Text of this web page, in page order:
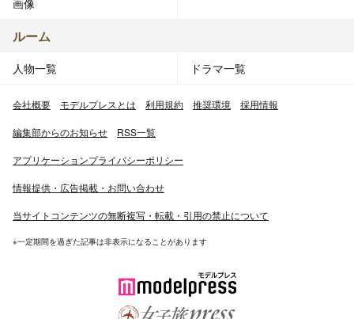
憧れの職業：アナウンサー
長所：明るい
チャームポイント：目
座右の銘：一期一会
Ray専属読者モデル
argirl
【出典】
square.jp/model/49.html
画像
ルーム
人物一覧 ドラマ一覧
会社概要 モデルプレスとは 利用規約 推奨環境 採用情報
編集部からのお知らせ RSS一覧
アプリケーションプライバシーポリシー
情報提供・広告掲載・お問い合わせ
当サイトコンテンツの無断複写・転載・引用の禁止について
※一定期間を過ぎた記事は非表示になることがあります